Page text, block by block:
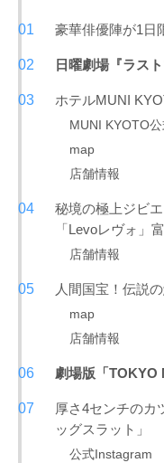
豪華俳優陣が1日
日曜劇場『ラス
ホテルMUNI
MUNI KYOTO
map
店舗情報
秘境の極上ジビ
「Levoレヴォ」
店舗情報
人間国宝！伝説
map
店舗情報
劇場版「TOKYO
厚さ4センチのカ
ッグスラット」
公式Instagram